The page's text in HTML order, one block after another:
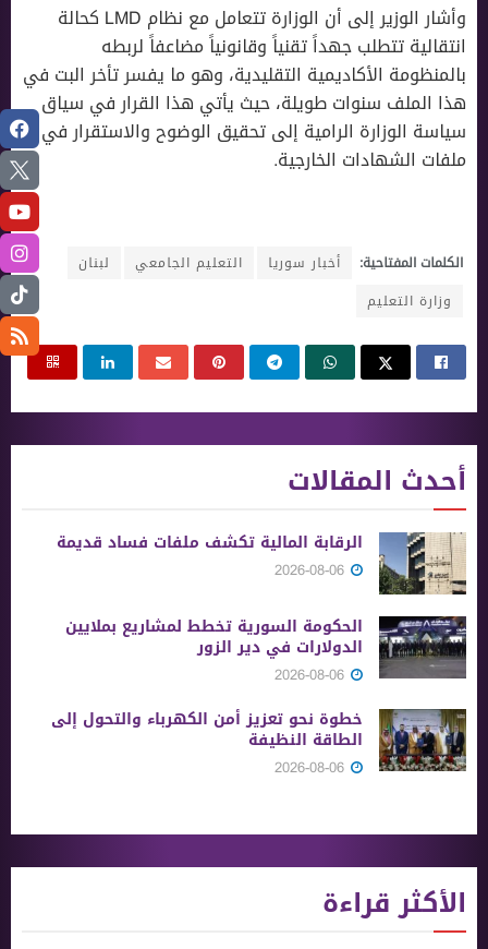
وأشار الوزير إلى أن الوزارة تتعامل مع نظام LMD كحالة
انتقالية تتطلب جهداً تقنياً وقانونياً مضاعفاً لربطه
بالمنظومة الأكاديمية التقليدية، وهو ما يفسر تأخر البت في
هذا الملف سنوات طويلة، حيث يأتي هذا القرار في سياق
سياسة الوزارة الرامية إلى تحقيق الوضوح والاستقرار في
ملفات الشهادات الخارجية.
الكلمات المفتاحية: أخبار سوريا التعليم الجامعي
لبنان
وزارة التعليم
أحدث المقالات
الرقابة المالية تكشف ملفات فساد قديمة
الحكومة السورية تخطط لمشاريع بملايين
الدولارات في دير الزور
خطوة نحو تعزيز أمن الكهرباء والتحول إلى
الطاقة النظيفة
الأكثر قراءة